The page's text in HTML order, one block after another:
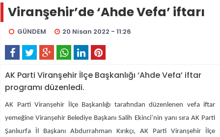
Viranşehir’de ‘Ahde Vefa’ iftarı
GÜNDEM 20 Nisan 2022 - 11:26
AK Parti Viranşehir İlçe Başkanlığı ‘Ahde Vefa’ iftar
programı düzenledi.
AK Parti Viranşehir İlçe Başkanlığı tarafından düzenlenen vefa iftar
yemeğine Viranşehir Belediye Başkanı Salih Ekinci’nin yanı sıra AK Parti
Şanlıurfa İl Başkanı Abdurrahman Kırıkçı, AK Parti Viranşehir İlçe